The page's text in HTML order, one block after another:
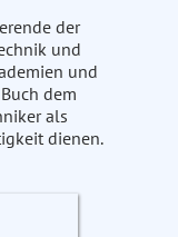
der
und
und
dem
als
dienen.